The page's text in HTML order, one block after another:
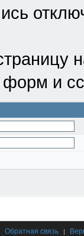
форм и
Обратная связь |